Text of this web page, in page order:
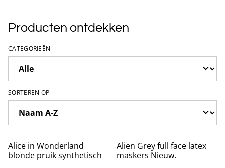
Producten ontdekken
CATEGORIEËN
SORTEREN OP
Alice in Wonderland
blonde pruik synthetisch
Alien Grey full face latex
maskers Nieuw.